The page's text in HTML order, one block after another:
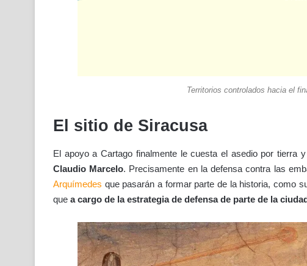
Territorios controlados hacia el
El sitio de Siracusa
El apoyo a Cartago finalmente le cuesta el asedio por tierra
Claudio Marcelo. Precisamente en la defensa contra las
Arquímedes que pasarán a formar parte de la historia, como
que a cargo de la estrategia de defensa de parte de la